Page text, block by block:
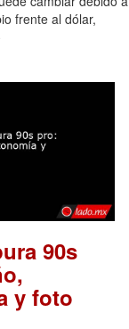
frente al dólar,
90s
y foto